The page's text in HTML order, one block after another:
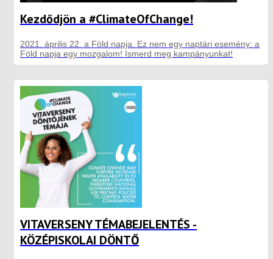
Kezdődjön a #ClimateOfChange!
2021. április 22. a Föld napja. Ez nem egy naptári esemény: a
Föld napja egy mozgalom! Ismerd meg kampányunkat!
VITAVERSENY TÉMABEJELENTÉS -
KÖZÉPISKOLAI DÖNTŐ